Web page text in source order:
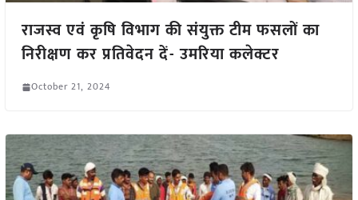
राजस्व एवं कृषि विभाग की संयुक्त टीम फसलों का
निरीक्षण कर प्रतिवेदन दें- उमरिया कलेक्टर
October 21, 2024